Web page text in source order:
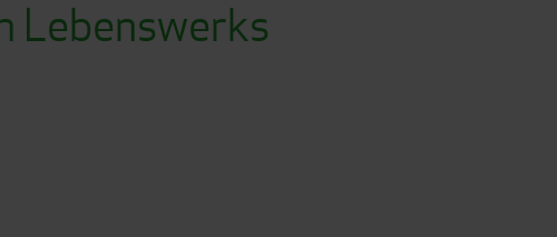
Lebenswerks